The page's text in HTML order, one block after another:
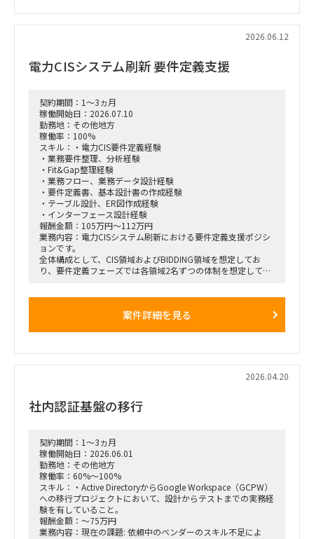
・経営層および事業部との合意形成支援
2026.06.12
電力CISシステム刷新 要件定義支援
契約期間：1～3ヵ月
稼働開始日：2026.07.10
勤務地：その他地方
稼働率：100%
スキル：・電力CIS要件定義経験
・業務要件整理、分析経験
・Fit&Gap整理経験
・業務フロー、業務データ設計経験
・要件定義書、基本設計書の作成経験
・テーブル設計、ER図作成経験
・インターフェース設計経験
報酬金額：105万円～112万円
業務内容：電力CISシステム刷新における要件定義支援ポジシ
ョンです。
全体構成として、CIS領域およびBIDDING領域を想定してお
り、要件定義フェーズでは各領域2名ずつの体制を想定してい
・インターフェース設計
・他システム連携設計、入出力データ仕様書作成
【条件】
・開始時期：2026年7月以降
・勤務地：九州／福岡
案件詳細を見る
2026.04.20
社内認証基盤の移行
契約期間：1～3ヵ月
稼働開始日：2026.06.01
勤務地：その他地方
稼働率：60%～100%
スキル：・Active DirectoryからGoogle Workspace（GCPW）
への移行プロジェクトにおいて、設計からテストまでの実務経
験を有していること。
報酬金額：～75万円
業務内容：現在の課題: 依頼中のベンダーのスキル不足によ